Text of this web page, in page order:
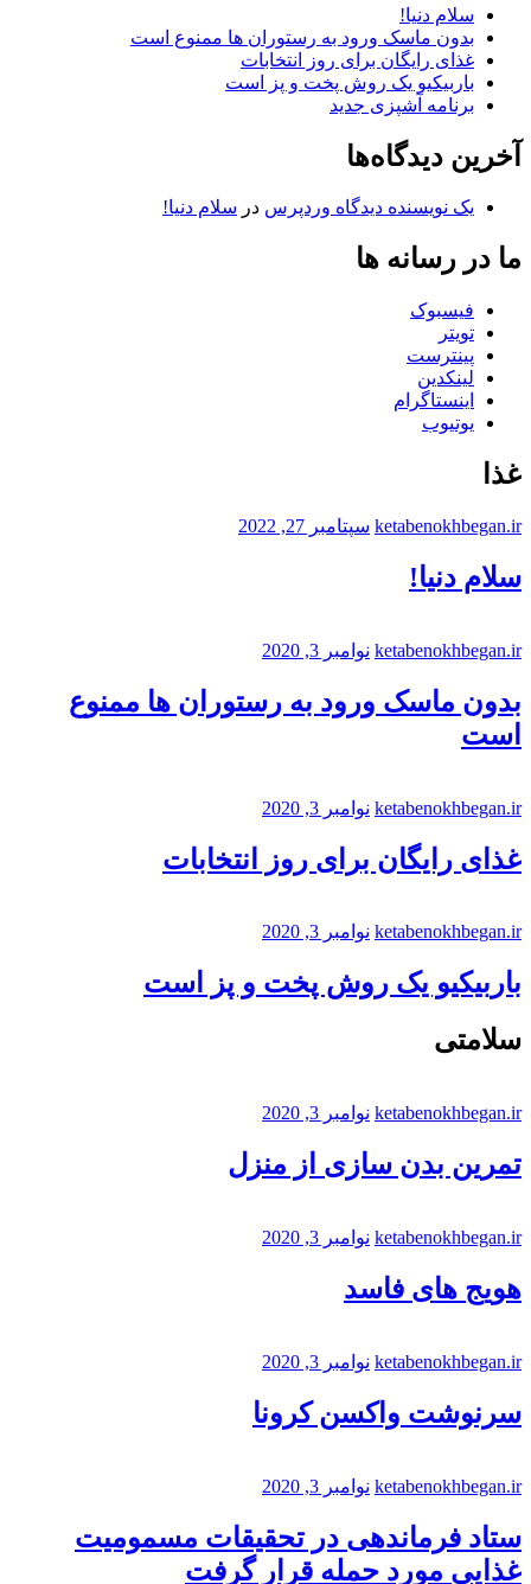
سلام دنیا!
بدون ماسک ورود به رستوران ها ممنوع است
غذای رایگان برای روز انتخابات
باربیکیو یک روش پخت و پز است
برنامه آشپزی جدید
آخرین دیدگاه‌ها
یک نویسنده دیدگاه وردپرس در سلام دنیا!
ما در رسانه ها
فیسبوک
تویتر
پینترست
لینکدین
اینستاگرام
یوتیوب
غذا
ketabenokhbegan.ir سپتامبر 27, 2022
سلام دنیا!
ketabenokhbegan.ir نوامبر 3, 2020
بدون ماسک ورود به رستوران ها ممنوع
است
ketabenokhbegan.ir نوامبر 3, 2020
غذای رایگان برای روز انتخابات
ketabenokhbegan.ir نوامبر 3, 2020
باربیکیو یک روش پخت و پز است
سلامتی
ketabenokhbegan.ir نوامبر 3, 2020
تمرین بدن سازی از منزل
ketabenokhbegan.ir نوامبر 3, 2020
هویج های فاسد
ketabenokhbegan.ir نوامبر 3, 2020
سرنوشت واکسن کرونا
ketabenokhbegan.ir نوامبر 3, 2020
ستاد فرماندهی در تحقیقات مسمومیت
غذایی مورد حمله قرار گرفت